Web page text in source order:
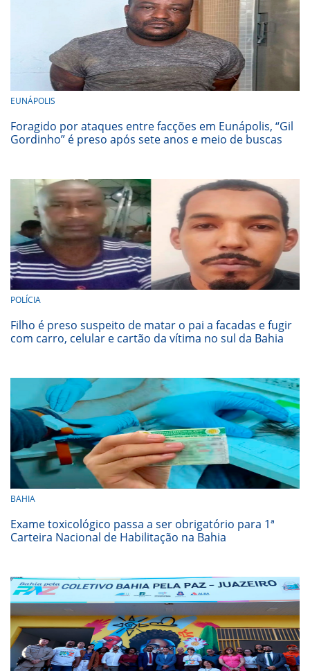
EUNÁPOLIS
Foragido por ataques entre facções em Eunápolis, “Gil
Gordinho” é preso após sete anos e meio de buscas
POLÍCIA
Filho é preso suspeito de matar o pai a facadas e fugir
com carro, celular e cartão da vítima no sul da Bahia
BAHIA
Exame toxicológico passa a ser obrigatório para 1ª
Carteira Nacional de Habilitação na Bahia